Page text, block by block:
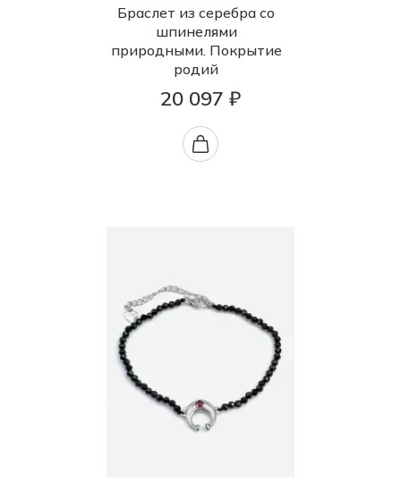
Браслет из серебра со
шпинелями
природными. Покрытие
родий
20 097 ₽